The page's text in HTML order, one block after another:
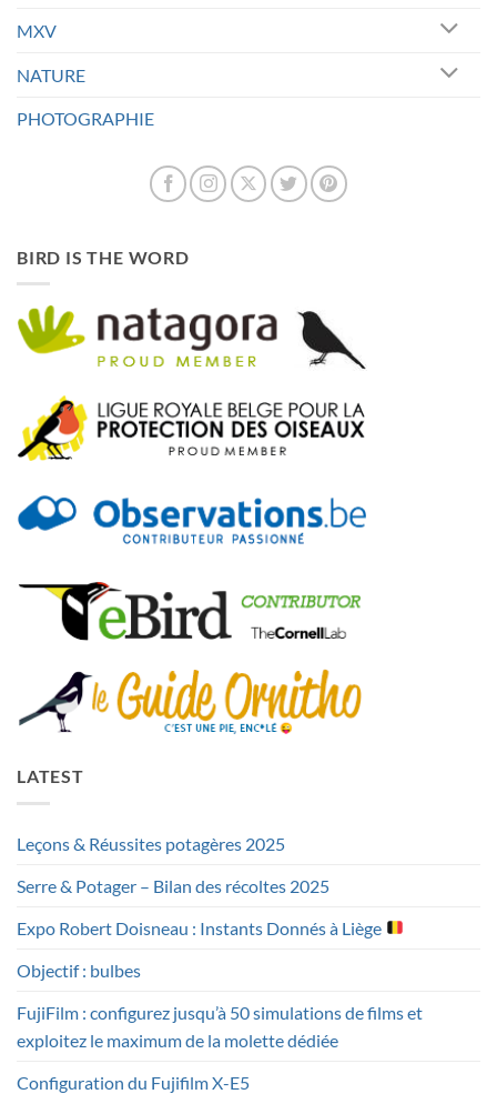
MXV
NATURE
PHOTOGRAPHIE
BIRD IS THE WORD
LATEST
Leçons & Réussites potagères 2025
Serre & Potager – Bilan des récoltes 2025
Expo Robert Doisneau : Instants Donnés à Liège
Objectif : bulbes
FujiFilm : configurez jusqu’à 50 simulations de films et
exploitez le maximum de la molette dédiée
Configuration du Fujifilm X-E5